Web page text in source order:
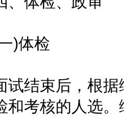
体检
束后，根据
和考核的人选